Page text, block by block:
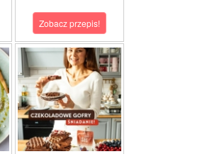
Zobacz przepis!